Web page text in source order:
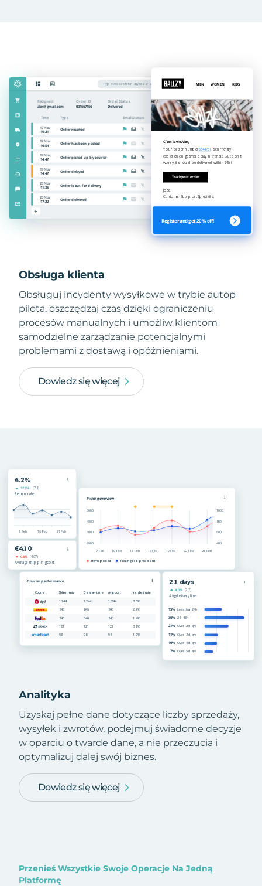
Obsługa klienta
Obsługuj incydenty wysyłkowe w trybie autop
pilota, oszczędzaj czas dzięki ograniczeniu
procesów manualnych i umożliw klientom
samodzielne zarządzanie potencjalnymi
problemami z dostawą i opóźnieniami.
Dowiedz się więcej
Analityka
Uzyskaj pełne dane dotyczące liczby sprzedaży,
wysyłek i zwrotów, podejmuj świadome decyzje
w oparciu o twarde dane, a nie przeczucia i
optymalizuj dalej swój biznes.
Dowiedz się więcej
Przenieś Wszystkie Swoje Operacje Na Jedną
Platformę